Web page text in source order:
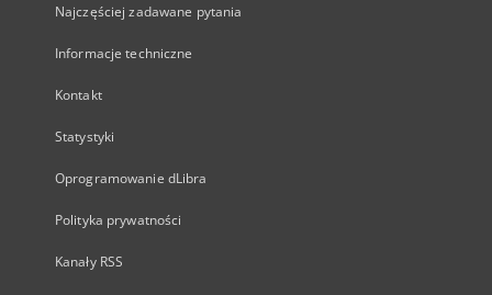
Najczęściej zadawane pytania
Informacje techniczne
Kontakt
Statystyki
Oprogramowanie dLibra
Polityka prywatności
Kanały RSS